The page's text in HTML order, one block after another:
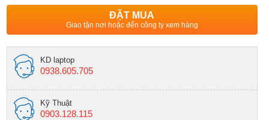
ĐẶT MUA
Giao tận nơi hoặc đến công ty xem hàng
KD laptop
0938.605.705
Kỹ Thuật
0903.128.115